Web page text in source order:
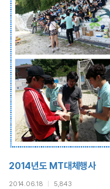
2014년도 MT대체행사
2014.06.18
5,843